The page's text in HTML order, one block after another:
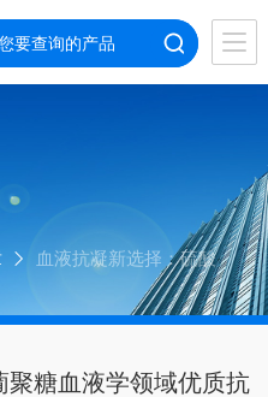
血液抗凝新选择：硫酸
聚糖血液学领域优质抗